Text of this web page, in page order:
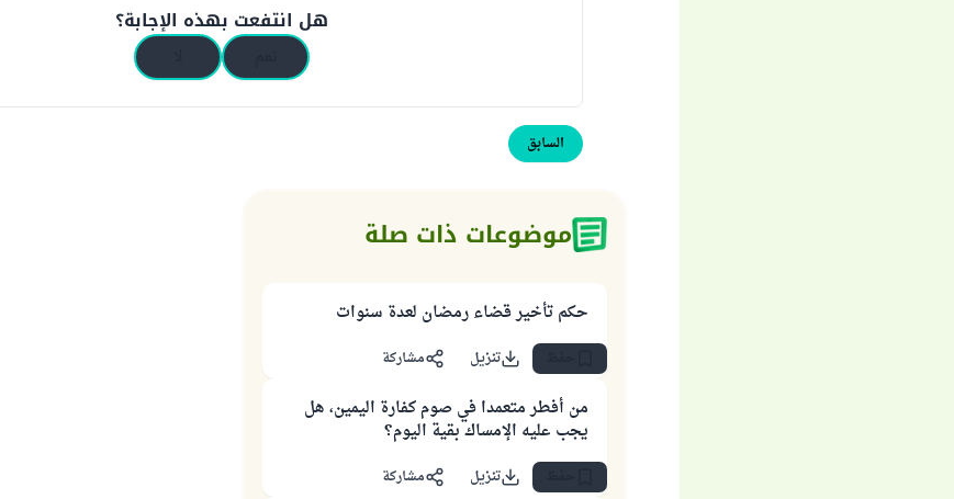
هل انتفعت بهذه الإجابة؟
السابق
موضوعات ذات صلة
حكم تأخير قضاء رمضان لعدة سنوات
تنزيل مشاركة
من أفطر متعمدا في صوم كفارة اليمين، هل
يجب عليه الإمساك بقية اليوم؟
تنزيل مشاركة